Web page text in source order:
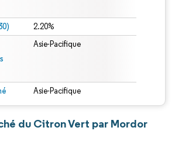
2.20%
Asie-Pacifique
Asie-Pacifique
du Citron Vert par Mordor